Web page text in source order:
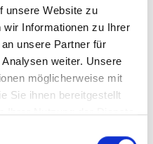
unsere Website zu
wir Informationen zu Ihrer
unsere Partner für
weiter. Unsere
möglicherweise mit
Sie ihnen bereitgestellt
Ihrer Nutzung der Dienste
das richtige
mit
dieses
deiner